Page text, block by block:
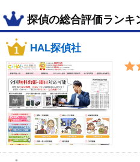
探偵の総合評価ランキ
HAL探偵社